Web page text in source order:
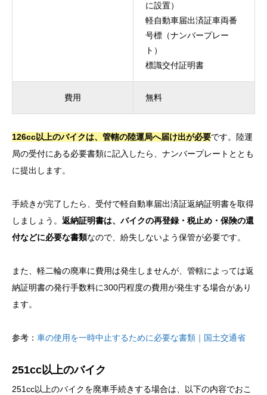
に設置）
軽自動車届出済証車両番
号標（ナンバープレー
ト）
標識交付証明書
費用 無料
126cc以上のバイクは、管轄の陸運局へ届け出が必要です。陸運
局の受付にある必要書類に記入したら、ナンバープレートととも
に提出します。
手続きが完了したら、受付で軽自動車届出済証返納証明書を取得
しましょう。 返納証明書は、バイクの再登録・税止め・保険の還
付などに必要な書類なので、紛失しないよう保管が必要です。
また、軽二輪の廃車に費用は発生しませんが、管轄によっては返
納証明書の発行手数料に300円程度の費用が発生する場合があり
ます。
参考： 車の使用を一時中止するために必要な書類｜国土交通省
251cc以上のバイク
251cc以上のバイクを廃車手続きする場合は、以下の内容でおこ